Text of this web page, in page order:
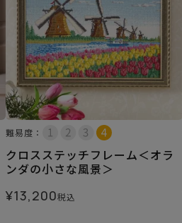
難易度：
クロスステッチフレーム＜オラ
ンダの小さな風景＞
¥13,200税込